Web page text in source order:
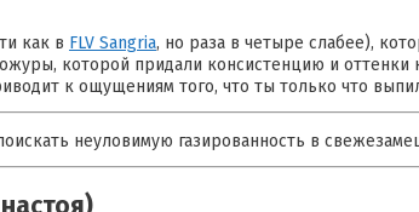
как в FLV Sangria, но раза в четыре слабее),
которой придали консистенцию и оттенки
к ощущениям того, что ты только что
неуловимую газированность в